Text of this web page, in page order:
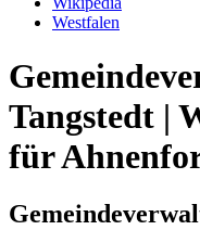
Westfalen
Tangstedt |
für